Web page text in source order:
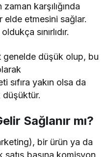
karşılığında
elde etmesini sağlar.
sınırlıdır.
genelde düşük olup, bu
sıfıra yakın olsa da
düşüktür.
Sağlanır mı?
bir ürün ya da
satış başına komisyon